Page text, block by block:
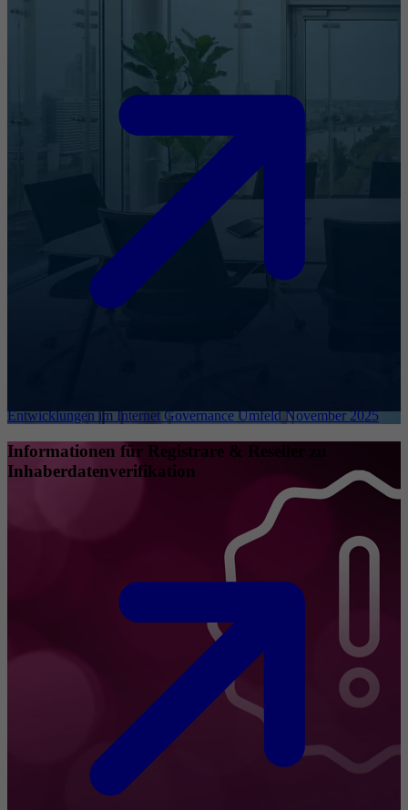
Entwicklungen im Internet Governance Umfeld November 2025
Informationen für Registrare & Reseller zu
Inhaberdatenverifikation